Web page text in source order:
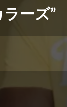
ーズ”